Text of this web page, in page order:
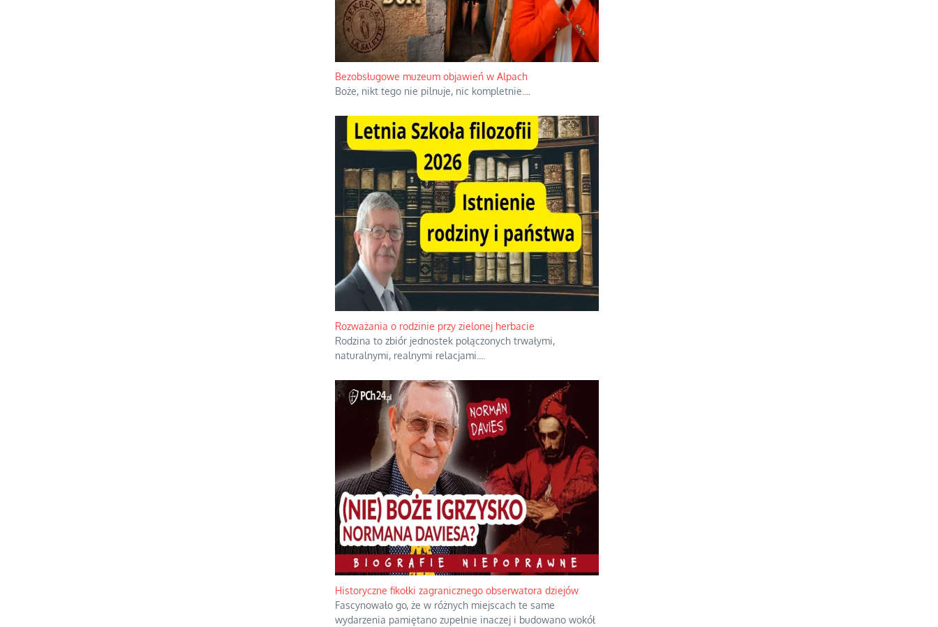
Bezobsługowe muzeum objawień w Alpach
Boże, nikt tego nie pilnuje, nic kompletnie.
Rozważania o rodzinie przy zielonej herbacie
Rodzina to zbiór jednostek połączonych trwałymi,
naturalnymi, realnymi relacjami.
Historyczne fikołki zagranicznego obserwatora dziejów
Fascynowało go, że w różnych miejscach te same
wydarzenia pamiętano zupełnie inaczej i budowano wokół